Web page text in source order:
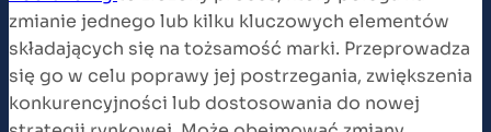
zmianie jednego lub kilku kluczowych elementów
składających się na tożsamość marki. Przeprowadza
się go w celu poprawy jej postrzegania, zwiększenia
konkurencyjności lub dostosowania do nowej